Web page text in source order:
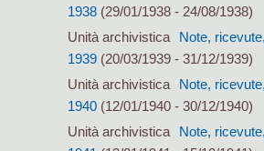
1938 (29/01/1938 - 24/08/1938)
Unità archivistica
Note,
1939 (20/03/1939 - 31/12/1939)
Unità archivistica
Note,
1940 (12/01/1940 - 30/12/1940)
Unità archivistica
Note,